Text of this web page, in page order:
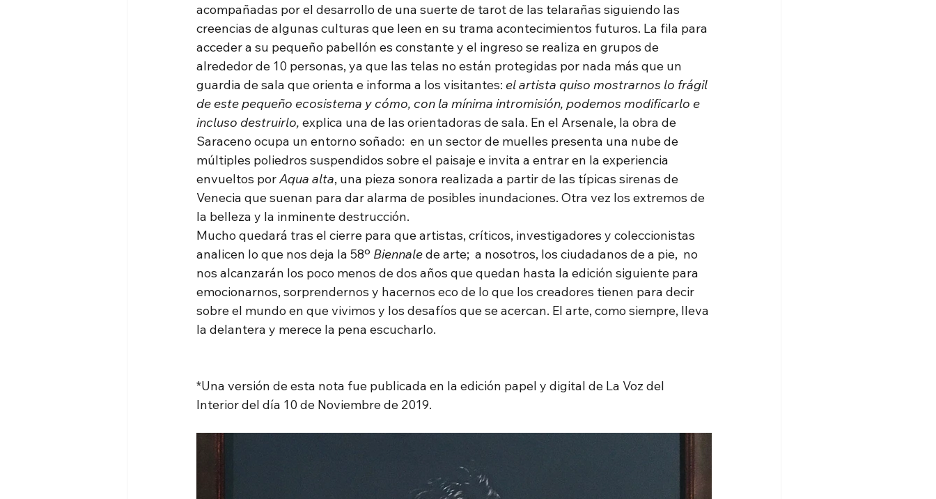
acompañadas por el desarrollo de una suerte de tarot de las telarañas siguiendo las
creencias de algunas culturas que leen en su trama acontecimientos futuros. La fila para
acceder a su pequeño pabellón es constante y el ingreso se realiza en grupos de
alrededor de 10 personas, ya que las telas no están protegidas por nada más que un
guardia de sala que orienta e informa a los visitantes: el artista quiso mostrarnos lo frágil
de este pequeño ecosistema y cómo, con la mínima intromisión, podemos modificarlo e
incluso destruirlo, explica una de las orientadoras de sala. En el Arsenale, la obra de
Saraceno ocupa un entorno soñado:  en un sector de muelles presenta una nube de
múltiples poliedros suspendidos sobre el paisaje e invita a entrar en la experiencia
envueltos por Aqua alta, una pieza sonora realizada a partir de las típicas sirenas de
Venecia que suenan para dar alarma de posibles inundaciones. Otra vez los extremos de
la belleza y la inminente destrucción.
Mucho quedará tras el cierre para que artistas, críticos, investigadores y coleccionistas
analicen lo que nos deja la 58º Biennale de arte;  a nosotros, los ciudadanos de a pie,  no
nos alcanzarán los poco menos de dos años que quedan hasta la edición siguiente para
emocionarnos, sorprendernos y hacernos eco de lo que los creadores tienen para decir
sobre el mundo en que vivimos y los desafíos que se acercan. El arte, como siempre, lleva
la delantera y merece la pena escucharlo.
*Una versión de esta nota fue publicada en la edición papel y digital de La Voz del
Interior del día 10 de Noviembre de 2019.